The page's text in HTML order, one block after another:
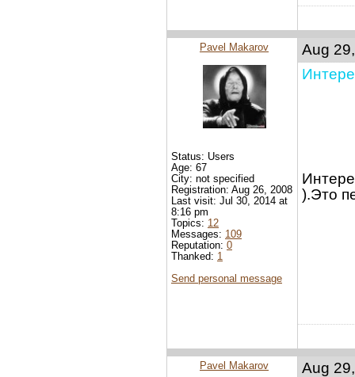
Aug
Интере
).Это
Pavel Makarov
Status: Users
Age: 67
City: not specified
Registration: Aug 26, 2008
Last visit: Jul 30, 2014 at
8:16 pm
Topics: 12
Messages: 109
Reputation: 0
Thanked: 1
Send personal message
Aug
Pavel Makarov